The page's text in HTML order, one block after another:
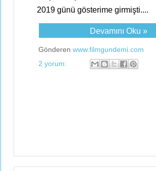
2019 günü gösterime girmişti....
Devamını Oku »
Gönderen www.filmgundemi.com
2 yorum: